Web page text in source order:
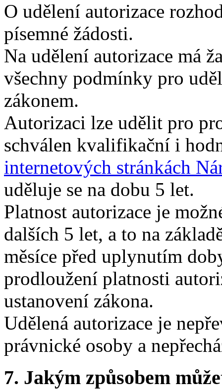
O udělení autorizace
písemné žádosti.
Na udělení autorizace má
všechny podmínky pro
zákonem.
Autorizaci lze udělit pro
schválen kvalifikační i
internetových stránkách
uděluje se na dobu 5 let.
Platnost autorizace je
dalších 5 let, a to na
měsíce před uplynutím
prodloužení platnosti
ustanovení zákona.
Udělená autorizace je
právnické osoby a
7. Jakým způsobem